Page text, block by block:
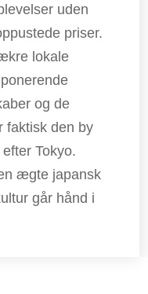
uden
priser.
lokale
og de
faktisk den by
Tokyo.
ægte japansk
går hånd i